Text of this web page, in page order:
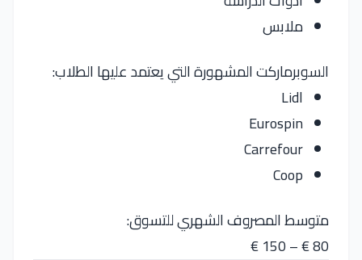
ملابس
السوبرماركت المشهورة التي يعتمد عليها الطلاب:
Lidl
Eurospin
Carrefour
Coop
متوسط المصروف الشهري للتسوق:
80 € – 150 €